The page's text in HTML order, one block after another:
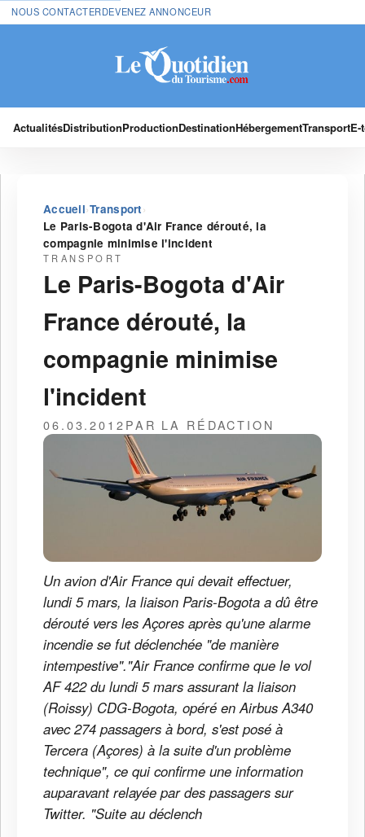
NOUS CONTACTERDEVENEZ ANNONCEUR
ActualitésDistributionProductionDestinationHébergementTransport
Accueil›Transport ›
Le Paris-Bogota d'Air France dérouté, la
compagnie minimise l'incident
TRANSPORT
Le Paris-Bogota d'Air
France dérouté, la
compagnie minimise
l'incident
06.03.2012PAR LA RÉDACTION
Un avion d'Air France qui devait effectuer,
lundi 5 mars, la liaison Paris-Bogota a dû être
dérouté vers les Açores après qu'une alarme
incendie se fut déclenchée "de manière
intempestive"."Air France confirme que le vol
AF 422 du lundi 5 mars assurant la liaison
(Roissy) CDG-Bogota, opéré en Airbus A340
avec 274 passagers à bord, s'est posé à
Tercera (Açores) à la suite d'un problème
technique", ce qui confirme une information
auparavant relayée par des passagers sur
Twitter. "Suite au déclench